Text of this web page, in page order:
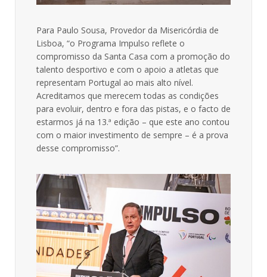
Para Paulo Sousa, Provedor da Misericórdia de
Lisboa, “o Programa Impulso reflete o
compromisso da Santa Casa com a promoção do
talento desportivo e com o apoio a atletas que
representam Portugal ao mais alto nível.
Acreditamos que merecem todas as condições
para evoluir, dentro e fora das pistas, e o facto de
estarmos já na 13.ª edição – que este ano contou
com o maior investimento de sempre – é a prova
desse compromisso”.